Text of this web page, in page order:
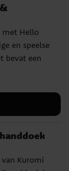
De
greep.
met Hello
en speelse
bevat een
kinderen
cm breed en
en is
✔️ 1
Kuromi